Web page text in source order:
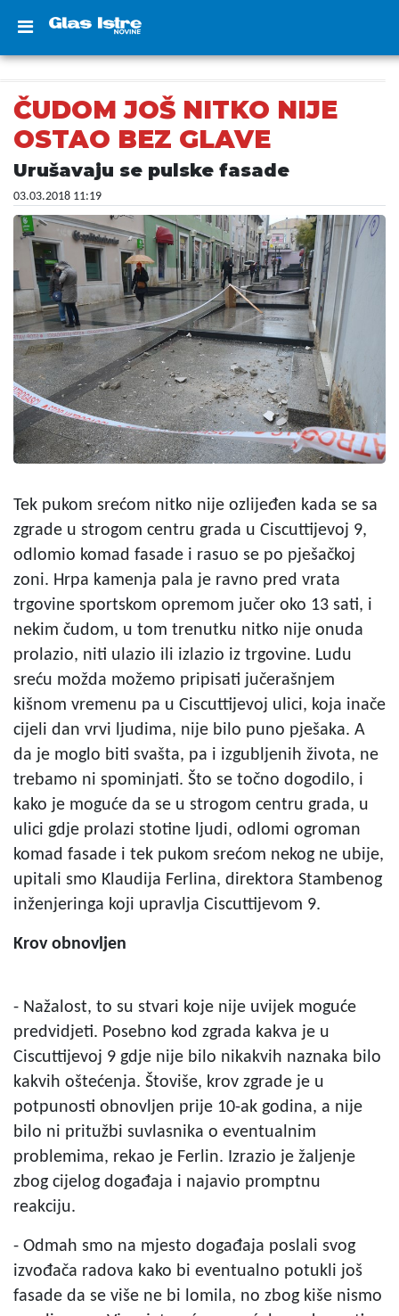
ČUDOM JOŠ NITKO NIJE
OSTAO BEZ GLAVE
Urušavaju se pulske fasade
03.03.2018 11:19
Tek pukom srećom nitko nije ozlijeđen kada se sa
zgrade u strogom centru grada u Ciscuttijevoj 9,
odlomio komad fasade i rasuo se po pješačkoj
zoni. Hrpa kamenja pala je ravno pred vrata
trgovine sportskom opremom jučer oko 13 sati, i
nekim čudom, u tom trenutku nitko nije onuda
prolazio, niti ulazio ili izlazio iz trgovine. Ludu
sreću možda možemo pripisati jučerašnjem
kišnom vremenu pa u Ciscuttijevoj ulici, koja inače
cijeli dan vrvi ljudima, nije bilo puno pješaka. A
da je moglo biti svašta, pa i izgubljenih života, ne
trebamo ni spominjati. Što se točno dogodilo, i
kako je moguće da se u strogom centru grada, u
ulici gdje prolazi stotine ljudi, odlomi ogroman
komad fasade i tek pukom srećom nekog ne ubije,
upitali smo Klaudija Ferlina, direktora Stambenog
inženjeringa koji upravlja Ciscuttijevom 9.
Krov obnovljen
- Nažalost, to su stvari koje nije uvijek moguće
predvidjeti. Posebno kod zgrada kakva je u
Ciscuttijevoj 9 gdje nije bilo nikakvih naznaka bilo
kakvih oštećenja. Štoviše, krov zgrade je u
potpunosti obnovljen prije 10-ak godina, a nije
bilo ni pritužbi suvlasnika o eventualnim
problemima, rekao je Ferlin. Izrazio je žaljenje
zbog cijelog događaja i najavio promptnu
reakciju.
- Odmah smo na mjesto događaja poslali svog
izvođača radova kako bi eventualno potukli još
fasade da se više ne bi lomila, no zbog kiše nismo